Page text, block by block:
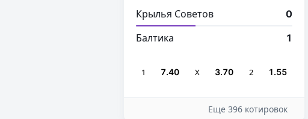
Крылья Советов 0
Балтика 1
1 7.40 Х 3.70 2 1.55
Еще 396 котировок